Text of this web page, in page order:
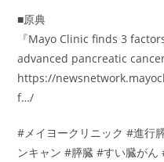
■原典
『Mayo Clinic finds 3
advanced pancreatic
https://
f…/
#メイヨークリニック #進行
ンキャン #膵臓 #すい臓がん